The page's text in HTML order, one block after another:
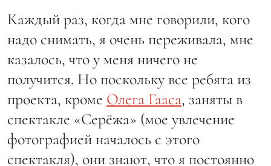
Каждый раз, когда мне говорили, кого
надо снимать, я очень переживала, мне
казалось, что у меня ничего не
получится. Но поскольку все ребята из
проекта, кроме Олега Гааса, заняты в
спектакле «Серёжа» (мое увлечение
фотографией началось с этого
спектакля), они знают, что я постоянно